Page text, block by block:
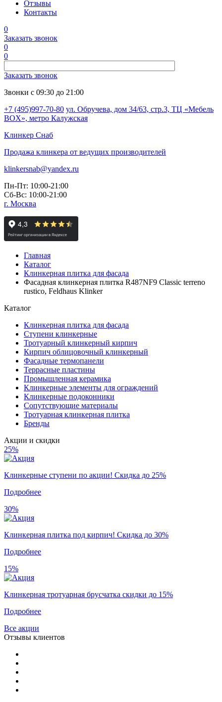
Отзывы
Контакты
0
Заказать звонок
0
0
Заказать звонок
Звонки с 09:30 до 21:00
+7 (495)997-70-80 ул. Обручева, дом 34/63, стр.3, ТЦ «Мебель
BOX», метро Калужская
Клинкер Снаб
Продажа клинкера от ведущих производителей
klinkersnab@yandex.ru
Пн-Пт: 10:00-21:00
Сб-Вс: 10:00-21:00
г. Москва
Главная
Каталог
Клинкерная плитка для фасада
Фасадная клинкерная плитка R487NF9 Classic terreno
rustico, Feldhaus Klinker
Каталог
Клинкерная плитка для фасада
Ступени клинкерные
Тротуарный клинкерный кирпич
Кирпич облицовочный клинкерный
Фасадные термопанели
Террасные пластины
Промышленная керамика
Клинкерные элементы для ограждений
Клинкерные подоконники
Сопутствующие материалы
Тротуарная клинкерная плитка
Бренды
Акции и скидки
25%
Клинкерные ступени по акции! Скидка до 25%
Подробнее
30%
Клинкерная плитка под кирпич! Скидка до 30%
Подробнее
15%
Клинкерная тротуарная брусчатка скидки до 15%
Подробнее
Все акции
Отзывы клиентов